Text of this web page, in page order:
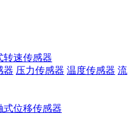
转速传感器
器 压力传感器 温度传感器 流
式位移传感器